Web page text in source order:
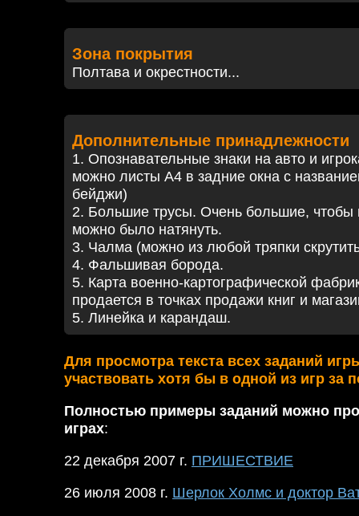
Зона покрытия
Полтава и окрестности...
Дополнительные принадлежности
1. Опознавательные знаки на авто и
можно листы А4 в задние окна с
бейджи)
2. Большие трусы. Очень большие,
можно было натянуть.
3. Чалма (можно из любой тряпки
4. Фальшивая борода.
5. Карта военно-картографической
продается в точках продажи книг и
5. Линейка и карандаш.
Для просмотра текста всех заданий
участвовать хотя бы в одной из игр за
Полностью примеры заданий можно
играх:
22 декабря 2007 г. ПРИШЕСТВИЕ
26 июля 2008 г. Шерлок Холмс и доктор